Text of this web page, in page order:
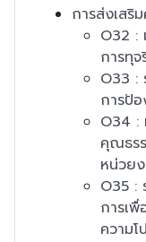
การส่งเสริ
O32 :
การทุจ
O33 :
การป้
O34 :
คุณธรร
หน่วย
O35 :
การเ
ความโ